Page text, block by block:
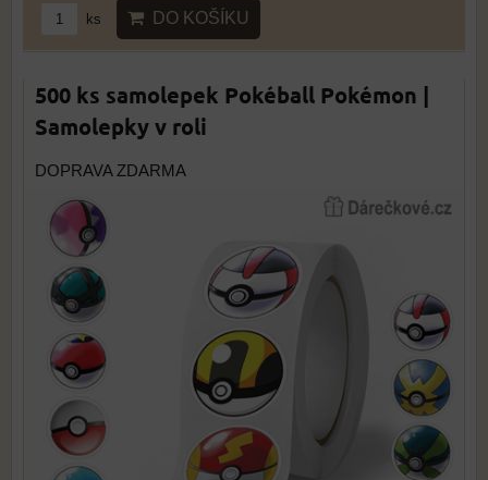
ks DO KOŠÍKU
500 ks samolepek Pokéball Pokémon |
Samolepky v roli
DOPRAVA ZDARMA